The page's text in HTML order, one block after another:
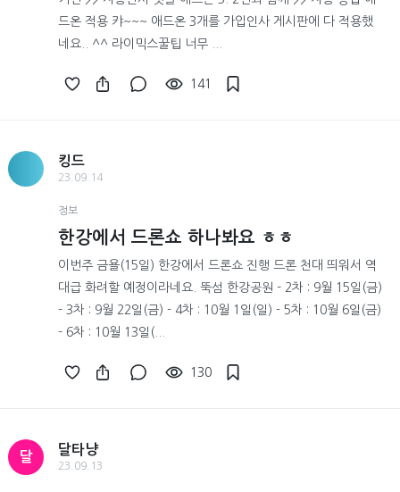
드온 적용 캬~~~ 애드온 3개를 가입인사 게시판에 다 적용했
네요.. ^^ 라이믹스꿀팁 너무 ...
141
킹드
23.09.14
정보
한강에서 드론쇼 하나봐요 ㅎㅎ
이번주 금욜(15일) 한강에서 드론쇼 진행 드론 천대 띄워서 역
대급 화려할 예정이라네요. 뚝섬 한강공원 - 2차 : 9월 15일(금)
- 3차 : 9월 22일(금) - 4차 : 10월 1일(일) - 5차 : 10월 6일(금)
- 6차 : 10월 13일(...
130
달
달타냥
23.09.13